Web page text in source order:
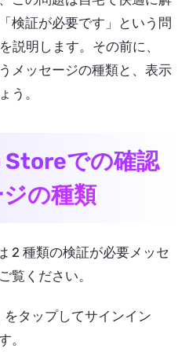
検証が必要です」という問
説明します。その前に、
メッセージの種類と、表示
う。
Storeでの確認
の種類
2 種類の検証が必要メッセ
覧ください。
タップしてサインイン
。